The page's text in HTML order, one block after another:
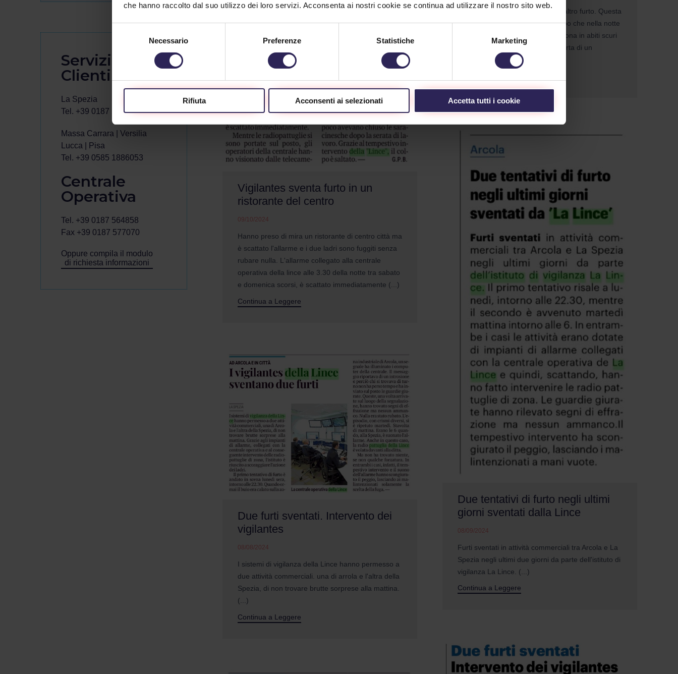
che hanno raccolto dal suo utilizzo dei loro servizi. Acconsenta ai nostri cookie se continua ad utilizzare il nostro sito web.
Necessario Preferenze Statistiche Marketing
Rifiuta Acconsenti ai selezionati Accetta tutti i cookie
La Lince è riuscita a sventare un altro furto. Questa
volta in pieno centro cittadino, dopo che nella notte
tra martedì e mercoledì, una persona in abiti scuri
(...) ha cercato di scassinare la porta di un
ristorante. (...)
Vigilantes sventa furto in un
ristorante del centro
09/10/2024
Hanno preso di mira un ristorante di centro città ma
è scattato l'allarme e i due ladri sono fuggiti senza
rubare nulla. L'allarme collegato alla centrale
operativa della lince alle 3.30 della notte tra sabato
e domenica scorsi, è scattato immediatamente (...)
Continua a Leggere
Due tentativi di furto negli ultimi
giorni sventati dalla Lince
08/09/2024
Furti sventati in attività commerciali tra Arcola e La
Spezia negli ultimi due giorni da parte dell'istituto di
vigilanza La Lince. (...)
Continua a Leggere
Due furti sventati. Intervento dei
vigilantes
08/08/2024
I sistemi di vigilanza della Lince hanno permesso a
due attività commerciali. una di arrola e l'altra della
Spezia, di non trovare brutte sorprese alla mattina.
(...)
Continua a Leggere
Servizio
Clienti
La Spezia
Tel. +39 0187 564859
Massa Carrara | Versilia
Lucca | Pisa
Tel. +39 0585 1886053
Centrale
Operativa
Tel. +39 0187 564858
Fax +39 0187 577070
Oppure compila il modulo
di richiesta informazioni